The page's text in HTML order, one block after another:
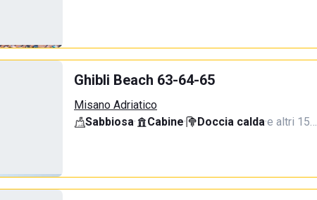
Ghibli Beach 63-64-65
Misano Adriatico
Sabbiosa· Cabine· Doccia calda·e altri 15…